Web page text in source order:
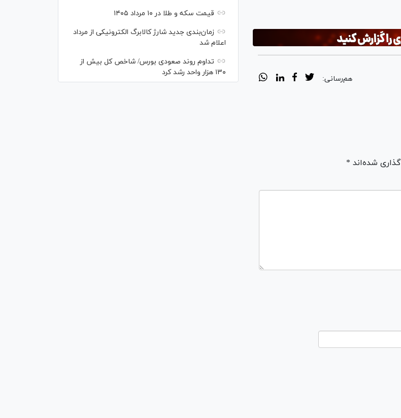
هم‌رسانی:
شده‌اند *
قیمت سکه و طلا در ۱۰ مرداد ۱۴۰۵
زمان‌بندی جدید شارژ کالابرگ الکترونیکی از مرداد
اعلام شد
تداوم روند صعودی بورس/ شاخص کل بیش از
۱۳۰ هزار واحد رشد کرد